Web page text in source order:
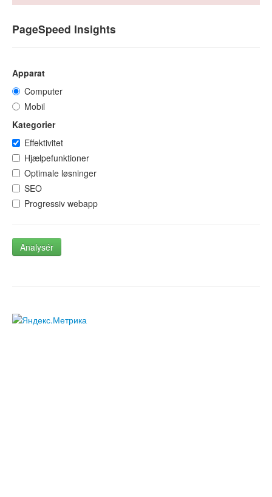
PageSpeed Insights
Apparat
Computer
Mobil
Kategorier
Effektivitet
Hjælpefunktioner
Optimale løsninger
SEO
Progressiv webapp
Analysér